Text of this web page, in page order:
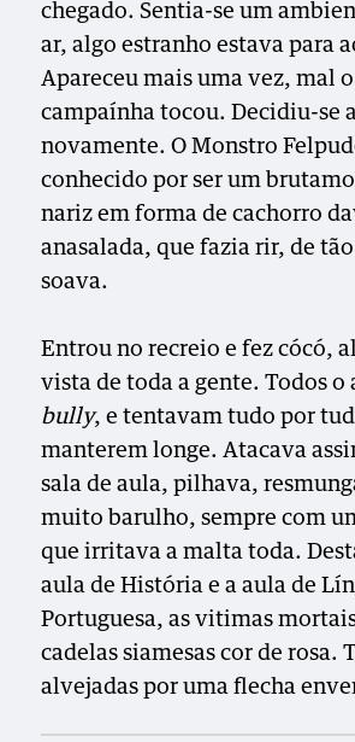
chegado. Sentia-se um
ar, algo estranho estava para
Apareceu mais uma vez, mal
campaínha tocou. Decidiu-se
novamente. O Monstro
conhecido por ser um
nariz em forma de cachorro
anasalada, que fazia rir, de
soava.
Entrou no recreio e fez cócó,
vista de toda a gente. Todos o
bully, e tentavam tudo por
manterem longe. Atacava
sala de aula, pilhava,
muito barulho, sempre com
que irritava a malta toda.
aula de História e a aula de
Portuguesa, as vitimas
cadelas siamesas cor de rosa.
alvejadas por uma flecha